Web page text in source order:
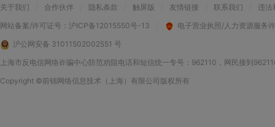
关于我们 合作伙伴 隐私条款 触屏版 友情链接 联系我们
违法
网站备案/许可证号： 沪ICP备12015550号-13
电子营业执照/人力资源服务
沪公网安备 31011502002551 号
上海市反电信网络诈骗中心防范劝阻电话和短信统一专号：962110，网民接到
Copyright ©前锦网络信息技术（上海）有限公司 版权所有